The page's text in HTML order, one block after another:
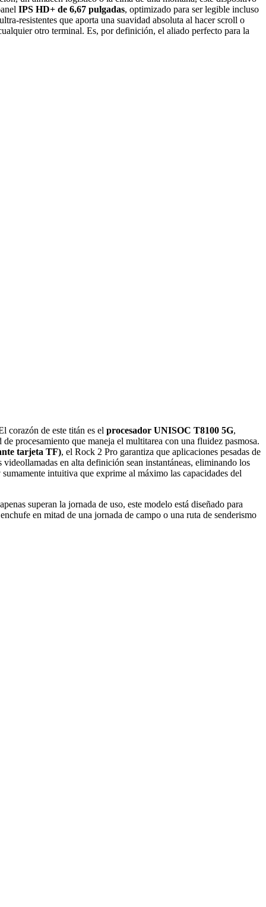
IPS HD+ de 6,67 pulgadas, optimizado para ser legible incluso
resistentes que aporta una suavidad absoluta al hacer scroll o
otro terminal. Es, por definición, el aliado perfecto para la
corazón de este titán es el procesador UNISOC T8100 5G,
procesamiento que maneja el multitarea con una fluidez pasmosa.
tarjeta TF), el Rock 2 Pro garantiza que aplicaciones pesadas de
videollamadas en alta definición sean instantáneas, eliminando los
intuitiva que exprime al máximo las capacidades del
superan la jornada de uso, este modelo está diseñado para
en mitad de una jornada de campo o una ruta de senderismo